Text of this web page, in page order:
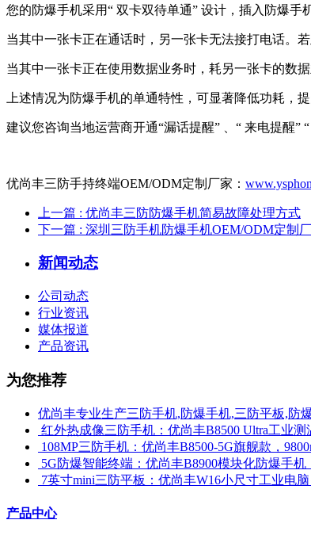
您的防爆手机采用“ 双卡双待单通” 设计，插入防爆手
当其中一张卡正在通话时，另一张卡无法接打电话。
当其中一张卡正在使用数据业务时，耗另一张卡的数据
上述情况为防爆手机的单通特性，可显著降低功耗，
建议您咨询当地运营商开通“漏话提醒” 、“ 来电提醒
优尚丰三防手持终端OEM/ODM定制厂家：
上一篇 : 优尚丰三防防爆手机简易故障处理方式
下一篇 : 深圳三防手机防爆手机OEM/ODM定制
新闻动态
公司动态
行业资讯
媒体报道
产品资讯
为您推荐
优尚丰专业生产三防手机,防爆手机,三防平板,防
红外热成像三防手机：优尚丰B8500 Ultra工业
108MP三防手机：优尚丰B8500-5G旗舰款，
5G防爆智能终端：优尚丰B8900模块化防爆手
7英寸mini三防平板：优尚丰W16小尺寸工业电
产品中心